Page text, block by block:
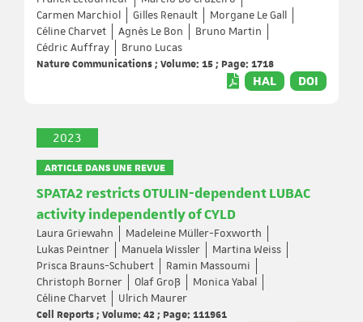
Carmen Marchiol
Gilles Renault
Morgane Le Gall
Céline Charvet
Agnès Le Bon
Bruno Martin
Cédric Auffray
Bruno Lucas
Nature Communications ; Volume: 15 ; Page: 1718
HAL DOI
2023
ARTICLE DANS UNE REVUE
SPATA2 restricts OTULIN-dependent LUBAC
activity independently of CYLD
Laura Griewahn
Madeleine Müller-Foxworth
Lukas Peintner
Manuela Wissler
Martina Weiss
Prisca Brauns-Schubert
Ramin Massoumi
Christoph Borner
Olaf Groß
Monica Yabal
Céline Charvet
Ulrich Maurer
Cell Reports ; Volume: 42 ; Page: 111961